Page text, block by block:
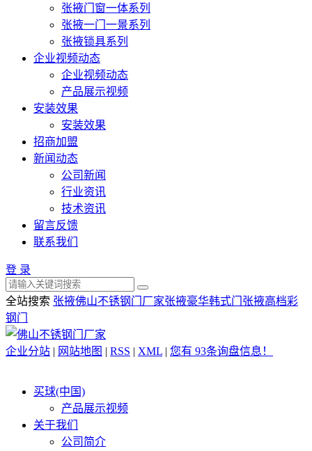
张掖门窗一体系列
张掖一门一景系列
张掖锁具系列
企业视频动态
企业视频动态
产品展示视频
安装效果
安装效果
招商加盟
新闻动态
公司新闻
行业资讯
技术资讯
留言反馈
联系我们
登 录
全站搜索 张掖佛山不锈钢门厂家张掖豪华韩式门 张掖高档彩
钢门
企业分站 | 网站地图 | RSS | XML | 您有 93条询盘信息！
买球(中国)
产品展示视频
关于我们
公司简介